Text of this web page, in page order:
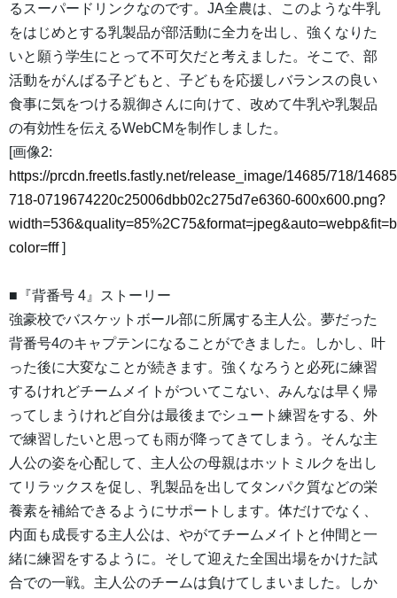
るスーパードリンクなのです。JA全農は、このような牛乳
をはじめとする乳製品が部活動に全力を出し、強くなりた
いと願う学生にとって不可欠だと考えました。そこで、部
活動をがんばる子どもと、子どもを応援しバランスの良い
食事に気をつける親御さんに向けて、改めて牛乳や乳製品
の有効性を伝えるWebCMを制作しました。
[画像2:
https://prcdn.freetls.fastly.net/release_image/14685/718/
718-0719674220c25006dbb02c275d7e6360-600x600.png?
color=fff]
■『背番号 4』ストーリー
強豪校でバスケットボール部に所属する主人公。夢だった
背番号4のキャプテンになることができました。しかし、叶
った後に大変なことが続きます。強くなろうと必死に練習
するけれどチームメイトがついてこない、みんなは早く帰
ってしまうけれど自分は最後までシュート練習をする、外
で練習したいと思っても雨が降ってきてしまう。そんな主
人公の姿を心配して、主人公の母親はホットミルクを出し
てリラックスを促し、乳製品を出してタンパク質などの栄
養素を補給できるようにサポートします。体だけでなく、
内面も成長する主人公は、やがてチームメイトと仲間と一
緒に練習をするように。そして迎えた全国出場をかけた試
合での一戦。主人公のチームは負けてしまいました。しか